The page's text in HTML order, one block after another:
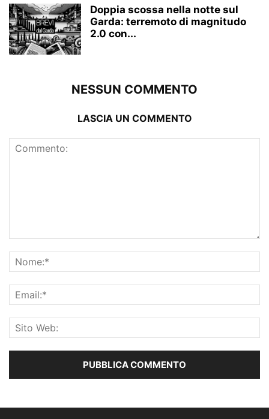
Doppia scossa nella notte sul
Garda: terremoto di magnitudo
2.0 con...
NESSUN COMMENTO
LASCIA UN COMMENTO